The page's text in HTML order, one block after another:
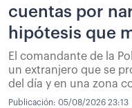
cuentas por
hipótesis que
El comandante de la
un extranjero que se
del día y en una zona
Publicación: 05/08/2026 23:13